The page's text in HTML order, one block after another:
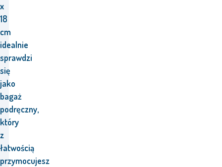
x
18
cm
idealnie
sprawdzi
się
jako
bagaż
podręczny,
który
z
łatwością
przymocujesz